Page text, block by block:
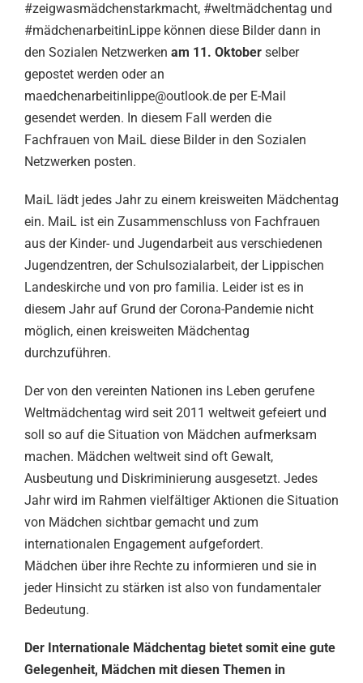
#zeigwasmädchenstarkmacht, #weltmädchentag und
#mädchenarbeitinLippe können diese Bilder dann in
den Sozialen Netzwerken am 11. Oktober selber
gepostet werden oder an
maedchenarbeitinlippe@outlook.de per E-Mail
gesendet werden. In diesem Fall werden die
Fachfrauen von MaiL diese Bilder in den Sozialen
Netzwerken posten.
MaiL lädt jedes Jahr zu einem kreisweiten Mädchentag
ein. MaiL ist ein Zusammenschluss von Fachfrauen
aus der Kinder- und Jugendarbeit aus verschiedenen
Jugendzentren, der Schulsozialarbeit, der Lippischen
Landeskirche und von pro familia. Leider ist es in
diesem Jahr auf Grund der Corona-Pandemie nicht
möglich, einen kreisweiten Mädchentag
durchzuführen.
Der von den vereinten Nationen ins Leben gerufene
Weltmädchentag wird seit 2011 weltweit gefeiert und
soll so auf die Situation von Mädchen aufmerksam
machen. Mädchen weltweit sind oft Gewalt,
Ausbeutung und Diskriminierung ausgesetzt. Jedes
Jahr wird im Rahmen vielfältiger Aktionen die Situation
von Mädchen sichtbar gemacht und zum
internationalen Engagement aufgefordert.
Mädchen über ihre Rechte zu informieren und sie in
jeder Hinsicht zu stärken ist also von fundamentaler
Bedeutung.
Der Internationale Mädchentag bietet somit eine gute
Gelegenheit, Mädchen mit diesen Themen in